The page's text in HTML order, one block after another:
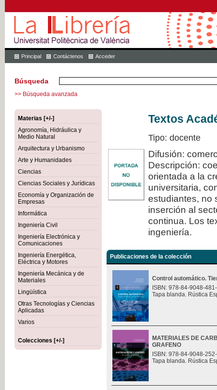
Principal Contáctenos Acceder
Búsqueda
>> Búsqueda avanzada
Materias [+/-]
Agronomía, Hidráulica y
Medio Natural
Arquitectura y Urbanismo
Arte y Humanidades
Ciencias
Ciencias Sociales y Jurídicas
Economía y Organización de
Empresas
Informática
Ingeniería Civil
Ingeniería Electrónica y
Comunicaciones
Ingeniería Energética,
Eléctrica y Motores
Ingeniería Mecánica y de
Materiales
Lingüística
Otras Tecnologías y Ciencias
Aplicadas
Varios
Colecciones [+/-]
Textos
Tipo: docente
Difusión:
Descripción:
orientada a la
universitaria,
estudiantes, no
inserción al
continua. Los
ingeniería.
Publicaciones de la colección
Control automático.
ISBN: 978-84-9048-
Tapa blanda. Rústica
MATERIALES DE
GRAFENO
ISBN: 978-84-9048-
Tapa blanda. Rústica